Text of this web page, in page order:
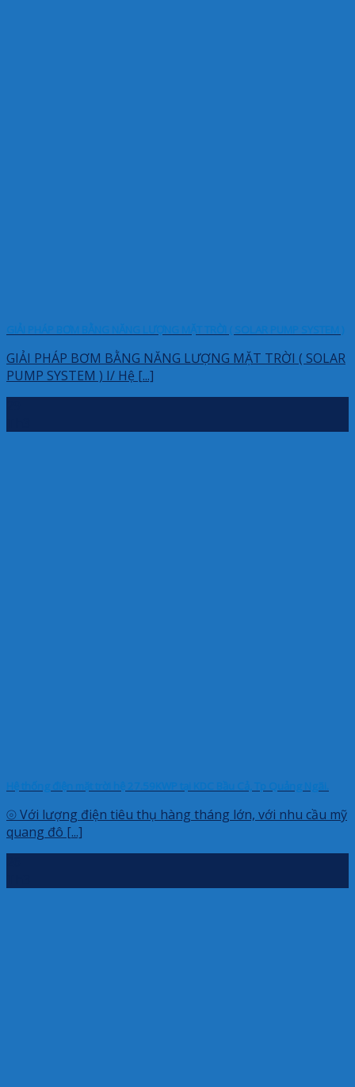
GIẢI PHÁP BƠM BẰNG NĂNG LƯỢNG MẶT TRỜI ( SOLAR PUMP SYSTEM )
GIẢI PHÁP BƠM BẰNG NĂNG LƯỢNG MẶT TRỜI ( SOLAR
PUMP SYSTEM ) I/ Hệ [...]
Hệ thống điện mặt trời hệ 27.59KWP tại KDC Bầu Cả, Tp Quảng Ngãi.
⦾ Với lượng điện tiêu thụ hàng tháng lớn, với nhu cầu mỹ
quang đô [...]